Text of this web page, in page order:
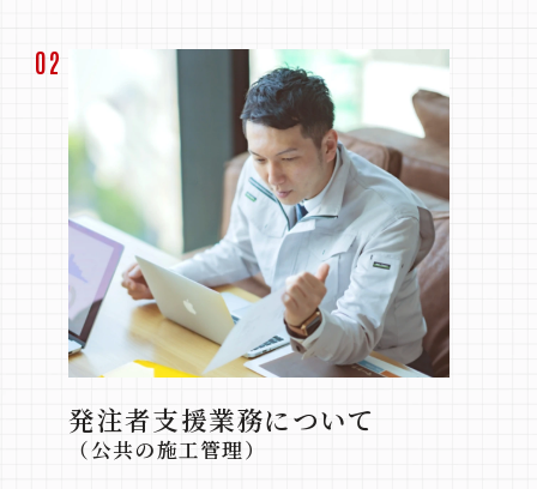
02
発注者支援業務について
（公共の施工管理）